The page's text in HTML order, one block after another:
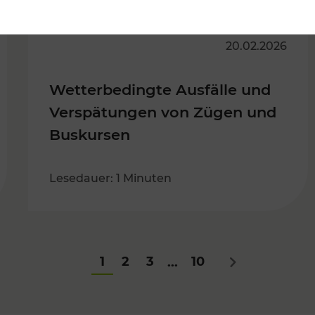
20.02.2026
Wetterbedingte Ausfälle und
Verspätungen von Zügen und
Buskursen
Lesedauer: 1 Minuten
1 2 3 ... 10 Nächstes